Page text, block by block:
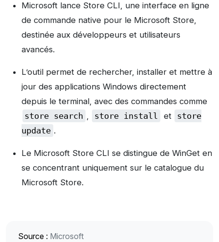
Microsoft lance Store CLI, une interface en ligne
de commande native pour le Microsoft Store,
destinée aux développeurs et utilisateurs
avancés.
L’outil permet de rechercher, installer et mettre à
jour des applications Windows directement
depuis le terminal, avec des commandes comme
store search , store install et store
update .
Le Microsoft Store CLI se distingue de WinGet en
se concentrant uniquement sur le catalogue du
Microsoft Store.
Source : Microsoft